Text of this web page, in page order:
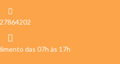
das 07h às 17h